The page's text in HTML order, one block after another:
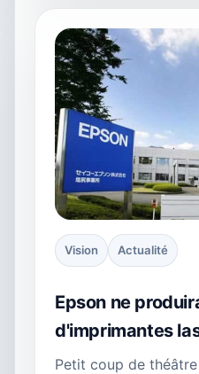
Vision Actualité
Epson ne
d'imprimantes
Petit coup de